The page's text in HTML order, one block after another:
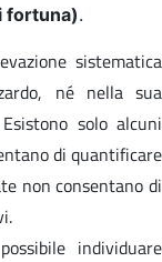
fortuna).
sistematica
né nella sua
solo alcuni
di quantificare
non consentano di
individuare